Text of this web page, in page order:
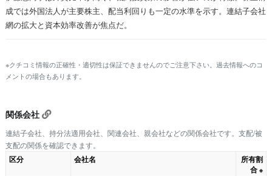
成では外国法人が主要株主、配当利回りも一定の水準を示す。連結子会社
網の拡大と資本効率改善が焦点だ。
※クチコミ情報の正確性・適切性は保証できませんのでご注意下さい。過去情報へのコ
メントの場合もあります。
関係会社
連結子会社、持分法適用会社、関連会社、親会社などの関係会社です。支配/被
支配の関係を確認できます。
区分 会社名
所有割
合 ※